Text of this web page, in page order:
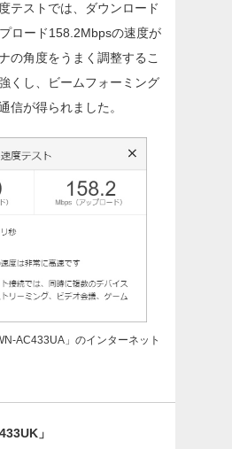
テストでは、ダウンロード
ロード158.2Mbpsの速度が
の角度をうまく調整するこ
くし、ビームフォーミング
信が得られました。
AC433UA」のインターネット
」